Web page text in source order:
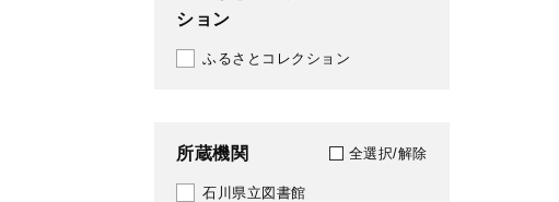
ション
ふるさとコレクション
所蔵機関 全選択/解除
石川県立図書館